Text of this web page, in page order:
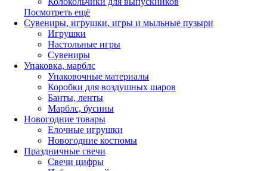
Посмотреть ещё
Сувениры, игрушки, игры и мыльные пузыри
Игрушки
Настольные игры
Сувениры
Упаковка, марблс
Упаковочные материалы
Коробки для воздушных шаров
Банты, ленты
Марблс, бусины
Новогодние товары
Елочные игрушки
Новогодние костюмы
Праздничные свечи
Свечи цифры